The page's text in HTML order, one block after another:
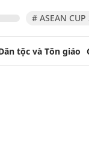
# ASEAN
tộc và Tôn giáo